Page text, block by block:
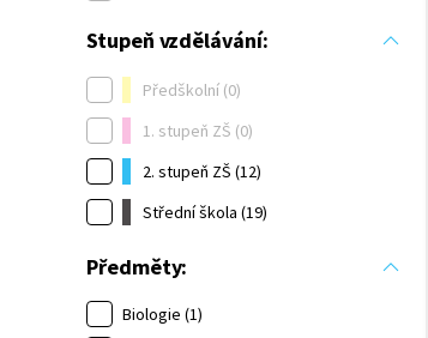
Stupeň vzdělávání:
Předškolní (0)
1. stupeň ZŠ (0)
2. stupeň ZŠ (12)
Střední škola (19)
Předměty:
Biologie (1)